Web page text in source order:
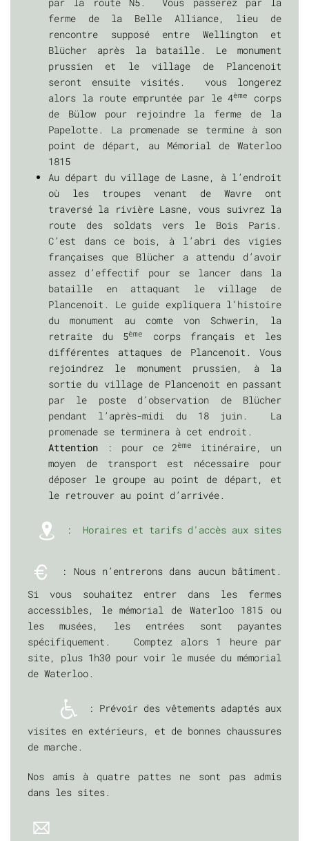
ferme de la Belle Alliance, lieu de
rencontre supposé entre Wellington et
Blücher après la bataille. Le monument
prussien et le village de Plancenoit
seront ensuite visités. vous longerez
alors la route empruntée par le 4ème
corps
de Bülow pour rejoindre la ferme de la
Papelotte. La promenade se termine à son
point de départ, au Mémorial de Waterloo
1815
Au départ du village de Lasne, à l’endroit
où les troupes venant de Wavre ont
traversé la rivière Lasne, vous suivrez la
route des soldats vers le Bois Paris.
C’est dans ce bois, à l’abri des vigies
françaises que Blücher a attendu d’avoir
assez d’effectif pour se lancer dans la
bataille en attaquant le village de
Plancenoit. Le guide expliquera l’histoire
du monument au comte von Schwerin, la
retraite du 5ème
corps français et les
différentes attaques de Plancenoit. Vous
rejoindrez le monument prussien, à la
sortie du village de Plancenoit en passant
par le poste d’observation de Blücher
pendant l’après-midi du 18 juin. La
promenade se terminera à cet endroit.
Attention
: pour ce 2ème
itinéraire, un
moyen de transport est nécessaire pour
déposer le groupe au point de départ, et
le retrouver au point d’arrivée.
: Horaires et tarifs d'accès aux sites
: Nous n’entrerons dans aucun bâtiment.
Si vous souhaitez entrer dans les fermes
accessibles, le mémorial de Waterloo 1815 ou
les musées, les entrées sont payantes
spécifiquement. Comptez alors 1 heure par
site, plus 1h30 pour voir le musée du mémorial
de Waterloo.
: Prévoir des vêtements adaptés aux
visites en extérieurs, et de bonnes chaussures
de marche.
Nos amis à quatre pattes ne sont pas admis
dans les sites.